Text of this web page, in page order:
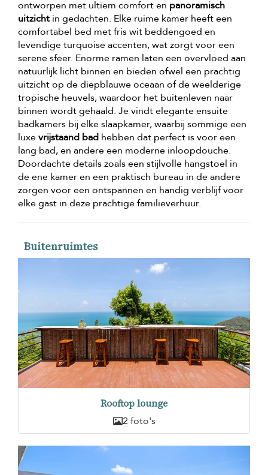
ontworpen met ultiem comfort en panoramisch
uitzicht in gedachten. Elke ruime kamer heeft een
comfortabel bed met fris wit beddengoed en
levendige turquoise accenten, wat zorgt voor een
serene sfeer. Enorme ramen laten een overvloed aan
natuurlijk licht binnen en bieden ofwel een prachtig
uitzicht op de diepblauwe oceaan of de weelderige
tropische heuvels, waardoor het buitenleven naar
binnen wordt gehaald. Je vindt elegante ensuite
badkamers bij elke slaapkamer, waarbij sommige een
luxevrijstaand bad hebben dat perfect is voor een
lang bad, en andere een moderne inloopdouche.
Doordachte details zoals een stijlvolle hangstoel in
de ene kamer en een praktisch bureau in de andere
zorgen voor een ontspannen en handig verblijf voor
elke gast in deze prachtige familieverhuur.
Buitenruimtes
Rooftop lounge
2 foto's